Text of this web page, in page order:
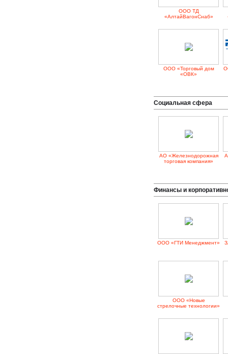
ООО ТД
«АлтайВагонСнаб»
ООО «Торговый дом
«ОВК»
Социальная сфера
АО «Железнодорожная
торговая компания»
Финансы и
ООО «ГТИ Менеджмент»
ООО «Новые
стрелочные технологии»